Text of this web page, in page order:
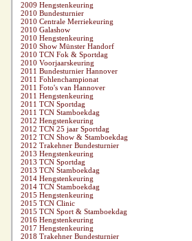
2009 Hengstenkeuring
2010 Bundesturnier
2010 Centrale Merriekeuring
2010 Galashow
2010 Hengstenkeuring
2010 Show Münster Handorf
2010 TCN Fok & Sportdag
2010 Voorjaarskeuring
2011 Bundesturnier Hannover
2011 Fohlenchampionat
2011 Foto's van Hannover
2011 Hengstenkeuring
2011 TCN Sportdag
2011 TCN Stamboekdag
2012 Hengstenkeuring
2012 TCN 25 jaar Sportdag
2012 TCN Show & Stamboekdag
2012 Trakehner Bundesturnier
2013 Hengstenkeuring
2013 TCN Sportdag
2013 TCN Stamboekdag
2014 Hengstenkeuring
2014 TCN Stamboekdag
2015 Hengstenkeuring
2015 TCN Clinic
2015 TCN Sport & Stamboekdag
2016 Hengstenkeuring
2017 Hengstenkeuring
2018 Trakehner Bundesturnier